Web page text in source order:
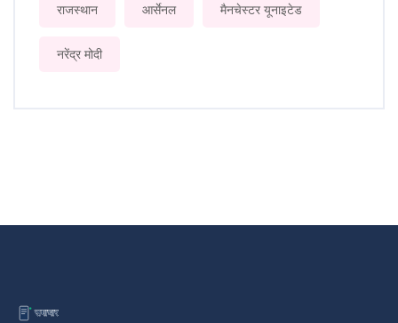
राजस्थान आर्सेनल मैनचेस्टर यूनाइटेड
नरेंद्र मोदी